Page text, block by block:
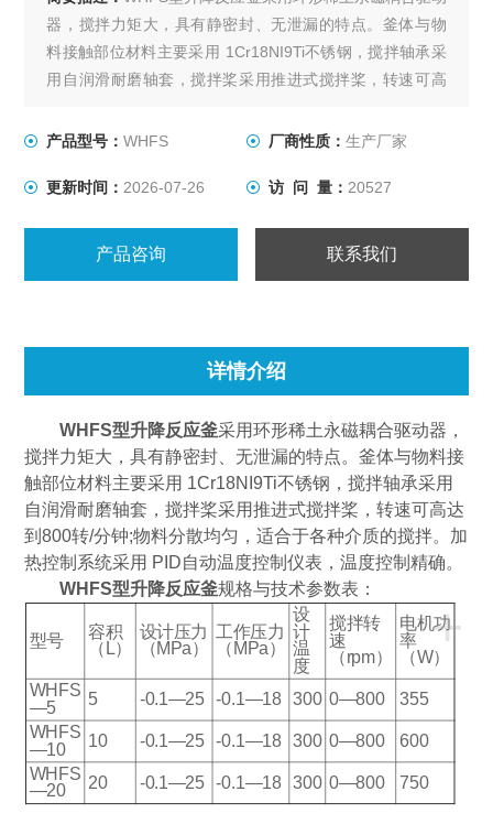
器，搅拌力矩大，具有静密封、无泄漏的特点。釜体与物
料接触部位材料主要采用 1Cr18NI9Ti不锈钢，搅拌轴承采
用自润滑耐磨轴套，搅拌桨采用推进式搅拌桨，转速可高
特点，是实验室中进行各种化学反应的理想装置。
产品型号：WHFS 厂商性质： 生产厂家
更新时间： 2026-07-26 访 问 量： 20527
产品咨询 联系我们
详情介绍
WHFS型升降反应釜采用环形稀土永磁耦合驱动器，
搅拌力矩大，具有静密封、无泄漏的特点。釜体与物料接
触部位材料主要采用 1Cr18NI9Ti不锈钢，搅拌轴承采用
自润滑耐磨轴套，搅拌桨采用推进式搅拌桨，转速可高达
到800转/分钟;物料分散均匀，适合于各种介质的搅拌。加
热控制系统采用 PID自动温度控制仪表，温度控制精确。
WHFS型升降反应釜规格与技术参数表：
+
型号
容积
（L）
设计压力
（MPa）
工作压力
（MPa）
设
计
温
度
搅拌转
速
（rpm）
电机功
率
（W）
WHFS
—5
5 -0.1—25 -0.1—18 300 0—800
355
WHFS
—10
10 -0.1—25 -0.1—18 300 0—800
600
WHFS
—20
20 -0.1—25 -0.1—18 300 0—800 750